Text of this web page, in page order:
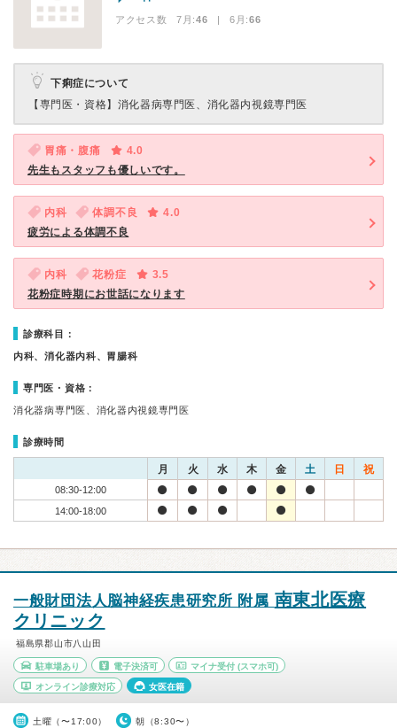
アクセス数 7月:46 | 6月:66
下痢症について
【専門医・資格】 消化器病専門医、消化器内視鏡専門医
胃痛・腹痛
4.0
先生もスタッフも優しいです。
内科 体調不良
4.0
疲労による体調不良
内科 花粉症
3.5
花粉症時期にお世話になります
診療科目：
内科、消化器内科、胃腸科
専門医・資格：
消化器病専門医、消化器内視鏡専門医
診療時間
月 火 水 木 金 土 日 祝
08:30-12:00
14:00-18:00
一般財団法人脳神経疾患研究所 附属 南東北医療
クリニック
福島県郡山市八山田
駐車場あり 電子決済可 マイナ受付 (スマホ可)
オンライン診療対応 女医在籍
土曜（〜17:00） 朝（8:30〜）